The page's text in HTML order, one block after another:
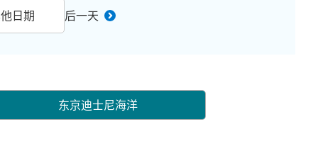
日期 后一天
东京迪士尼海洋